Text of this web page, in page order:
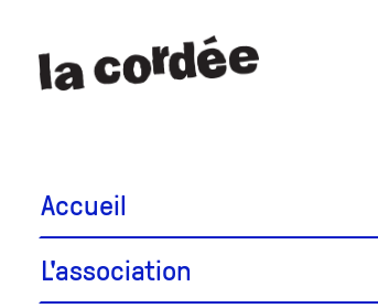
Accueil
L'association